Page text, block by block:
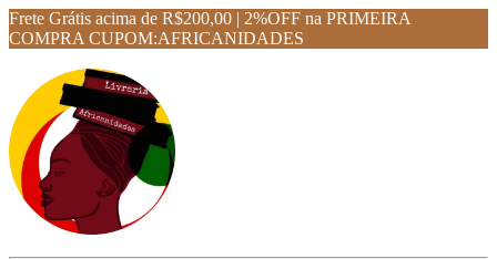
Frete Grátis acima de R$200,00 | 2%OFF na PRIMEIRA
COMPRA CUPOM:AFRICANIDADES